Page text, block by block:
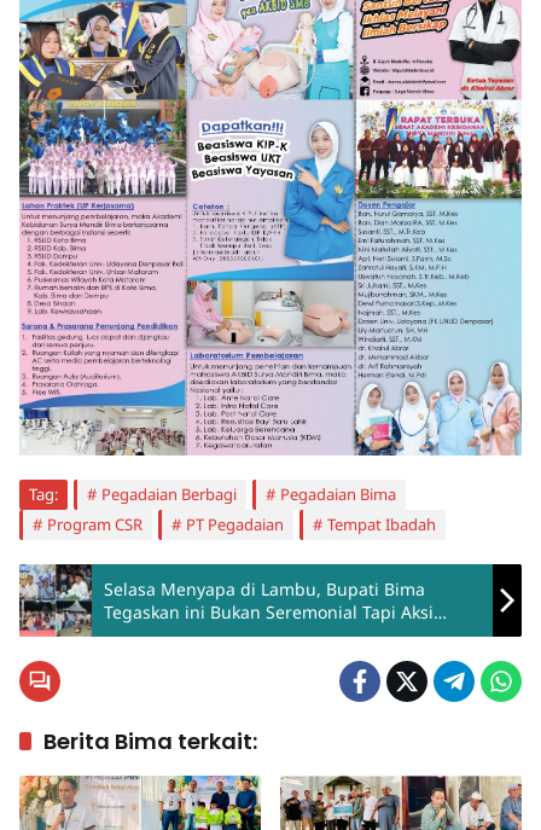
Tag: Pegadaian Berbagi
Pegadaian Bima
Program CSR
PT Pegadaian Tempat Ibadah
Selasa Menyapa di Lambu, Bupati Bima
Tegaskan ini Bukan Seremonial Tapi Aksi
Nyata
Berita Bima terkait: